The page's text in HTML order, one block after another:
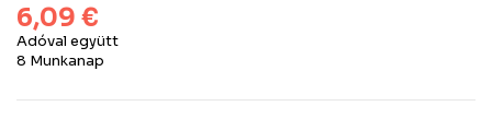
6,09 €
Adóval együtt
8 Munkanap